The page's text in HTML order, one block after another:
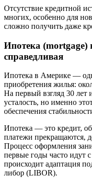
Отсутствие кредитной
многих, особенно для
сложно получить даже
Ипотека
справедливая
Ипотека в Америке —
приобретения жилья:
На первый взгляд 30 лет
усталость, но именно
обеспечения
Ипотека — это кредит,
платежи прекращаются,
Процесс оформления
первые годы часто идут
происходит адаптация
либор (LIBOR).